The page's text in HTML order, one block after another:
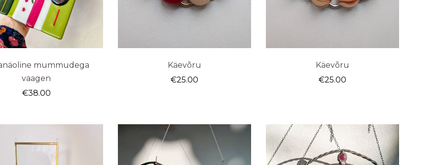
mummudega
vaagen
€38.00
Käevõru
€25.00
Käevõru
€25.00